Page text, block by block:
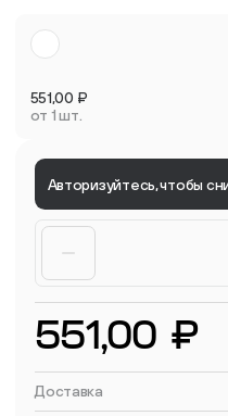
551,00 ₽
от 1 шт.
Авторизуйтесь, чтобы
551,00 ₽
Доставка